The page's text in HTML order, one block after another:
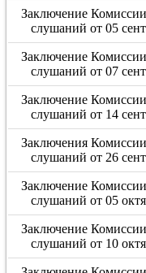
Заключение
слушаний от 05
Заключение
слушаний от 07
Заключение
слушаний от 14
Заключения
слушаний от 26
Заключение
слушаний от 05
Заключение
слушаний от 10